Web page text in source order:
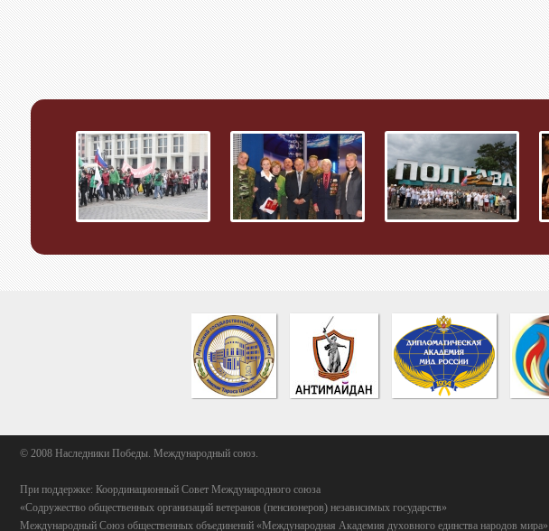
© 2008 Наследники Победы. Международный союз.
При поддержке: Координационный Совет Международного союза
«Содружество общественных организаций ветеранов (пенсионеров) независимых государств»
Международный Союз общественных объединений «Международная Академия духовного единства народов мира»